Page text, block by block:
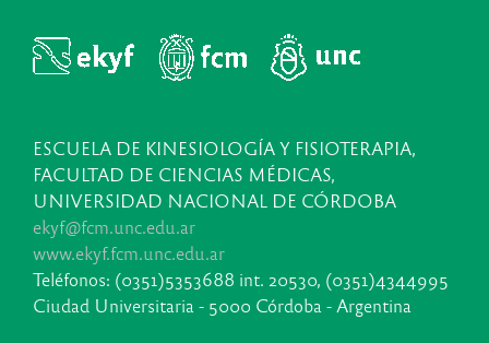
ESCUELA DE KINESIOLOGÍA Y FISIOTERAPIA,
FACULTAD DE CIENCIAS MÉDICAS,
UNIVERSIDAD NACIONAL DE CÓRDOBA
ekyf@fcm.unc.edu.ar
www.ekyf.fcm.unc.edu.ar
Teléfonos: (0351)5353688 int. 20530, (0351)4344995
Ciudad Universitaria - 5000 Córdoba - Argentina